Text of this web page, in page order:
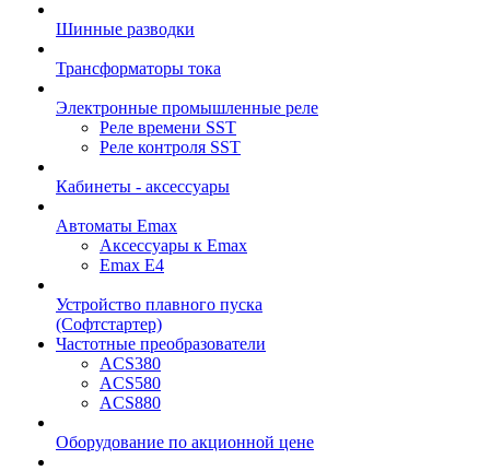
Шинные разводки
Трансформаторы тока
Электронные промышленные реле
Реле времени SST
Реле контроля SST
Кабинеты - аксессуары
Автоматы Emax
Аксессуары к Emax
Emax E4
Устройство плавного пуска
(Софтстартер)
Частотные преобразователи
ACS380
ACS580
ACS880
Оборудование по акционной цене